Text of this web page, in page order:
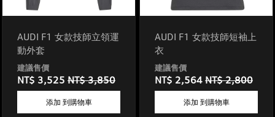
AUDI F1 女款技師立領運
動外套
NT$ 3,525 NT$ 3,850
添加 到購物車
AUDI F1 女款技師短袖上
衣
NT$ 2,564 NT$ 2,800
添加 到購物車